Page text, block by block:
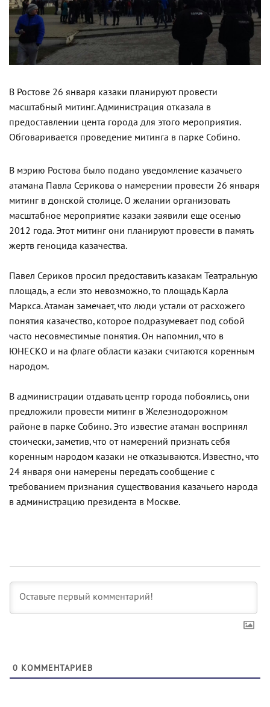
В Ростове 26 января казаки планируют провести
масштабный митинг. Администрация отказала в
предоставлении цента города для этого мероприятия.
Обговаривается проведение митинга в парке Собино.
В мэрию Ростова было подано уведомление казачьего
атамана Павла Серикова о намерении провести 26 января
митинг в донской столице. О желании организовать
масштабное мероприятие казаки заявили еще осенью
2012 года. Этот митинг они планируют провести в память
жертв геноцида казачества.
Павел Сериков просил предоставить казакам Театральную
площадь, а если это невозможно, то площадь Карла
Маркса. Атаман замечает, что люди устали от расхожего
понятия казачество, которое подразумевает под собой
часто несовместимые понятия. Он напомнил, что в
ЮНЕСКО и на флаге области казаки считаются коренным
народом.
В администрации отдавать центр города побоялись, они
предложили провести митинг в Железнодорожном
районе в парке Собино. Это известие атаман воспринял
стоически, заметив, что от намерений признать себя
коренным народом казаки не отказываются. Известно, что
24 января они намерены передать сообщение с
требованием признания существования казачьего народа
в администрацию президента в Москве.
0 КОММЕНТАРИЕВ